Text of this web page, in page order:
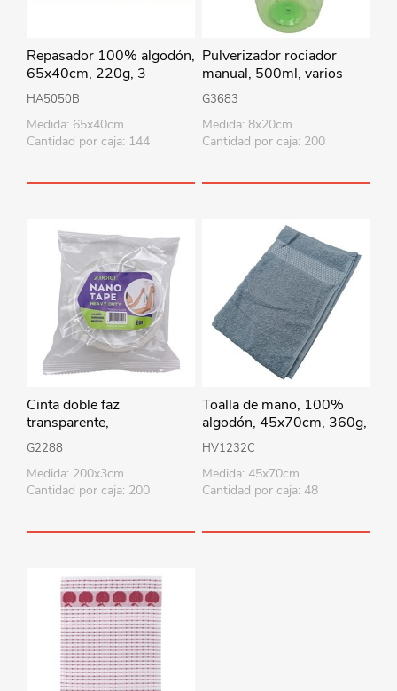
Repasador 100% algodón,
65x40cm, 220g, 3
modelos, Berlina by Teka
HA5050B
Medida: 65x40cm
Cantidad por caja: 144
Pulverizador rociador
manual, 500ml, varios
colores
G3683
Medida: 8x20cm
Cantidad por caja: 200
Cinta doble faz
transparente,
2mx3cmx1mm
G2288
Medida: 200x3cm
Cantidad por caja: 200
Toalla de mano, 100%
algodón, 45x70cm, 360g,
celeste, Berlina by Teka
HV1232C
Medida: 45x70cm
Cantidad por caja: 48